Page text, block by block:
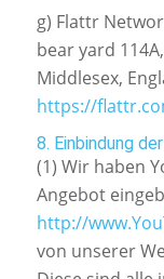
g) Flattr
bear yard
Middlesex,
https://
8. Einbindung
(1) Wir haben
Angebot
http://
von unserer